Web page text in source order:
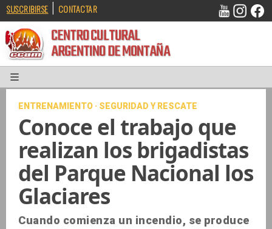
SUSCRIBIRSE | CONTACTAR
CENTRO CULTURAL
ARGENTINO DE MONTAÑA
ENTRENAMIENTO · SEGURIDAD Y RESCATE
Conoce el trabajo que
realizan los brigadistas
del Parque Nacional los
Glaciares
Cuando comienza un incendio, se produce